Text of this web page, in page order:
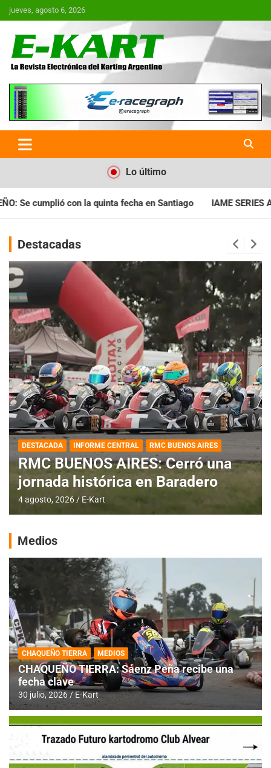
Saltar
al
jueves, agosto 6, 2026
E-Kart.com.ar | La Revista
Electrónica del Karting en
Argentina
Lo último
en Santiago IAME SERIES ARGENTINA: Horarios para la
Destacadas
DESTACADA INFORME CENTRAL RMC BUENOS AIRES
RMC BUENOS AIRES: Cerró una
jornada histórica en Baradero
4 agosto, 2026 E-Kart
Medios
CHAQUEÑO TIERRA MEDIOS
CHAQUEÑO TIERRA: Sáenz Peña recibe una
fecha clave
30 julio, 2026 E-Kart